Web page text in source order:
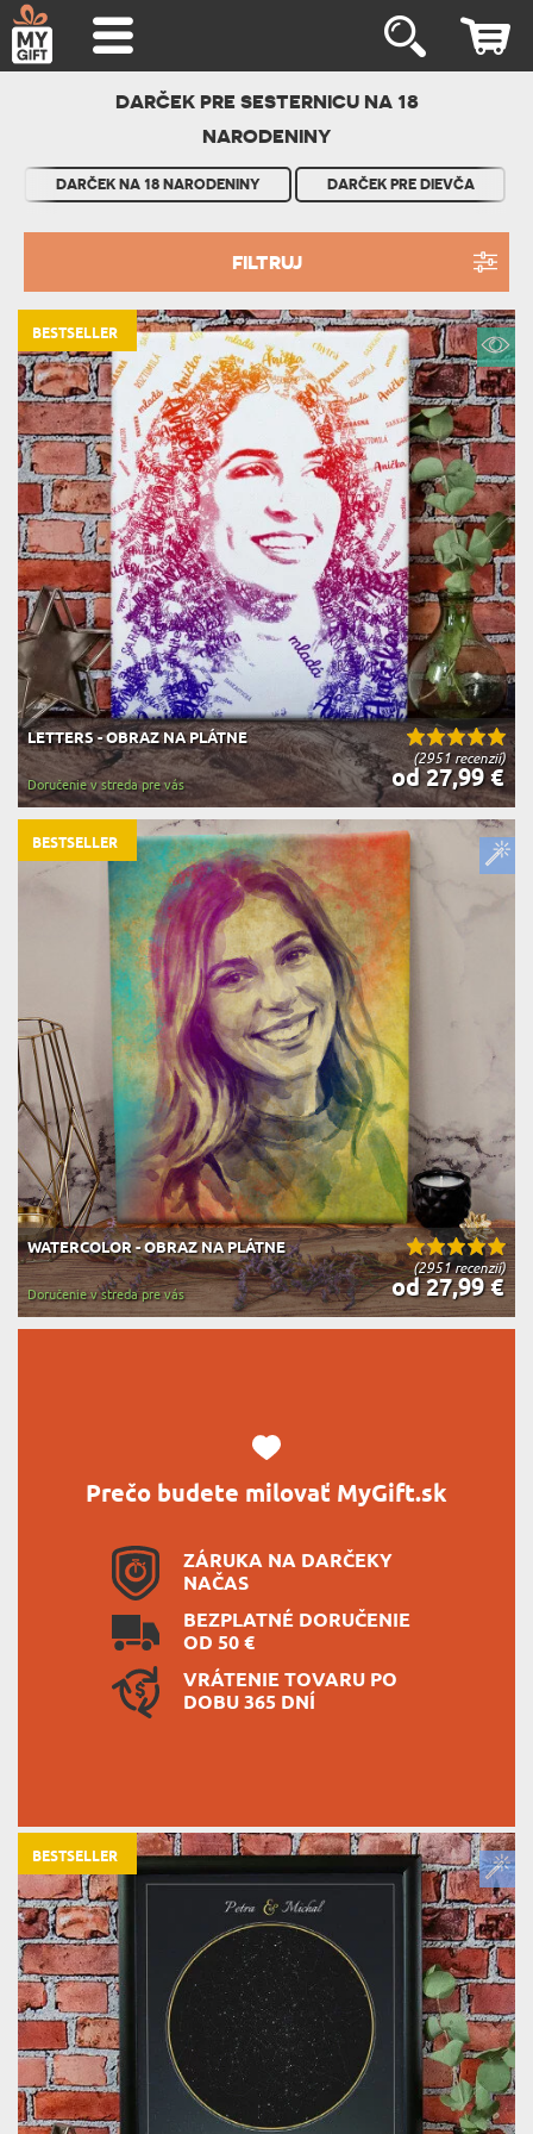
DARČEK PRE SESTERNICU NA 18
NARODENINY
DARČEK NA 18 NARODENINY DARČEK PRE DIEVČA
FILTRUJ
(2951 recenzií)
LETTERS - OBRAZ NA PLÁTNE
od 27,99 €
Doručenie v streda pre vás
BESTSELLER
(2951 recenzií)
WATERCOLOR - OBRAZ NA PLÁTNE
od 27,99 €
Doručenie v streda pre vás
BESTSELLER
Prečo budete milovať MyGift.sk
ZÁRUKA NA DARČEKY
NAČAS
BEZPLATNÉ DORUČENIE
OD 50 €
VRÁTENIE TOVARU PO
DOBU 365 DNÍ
BESTSELLER